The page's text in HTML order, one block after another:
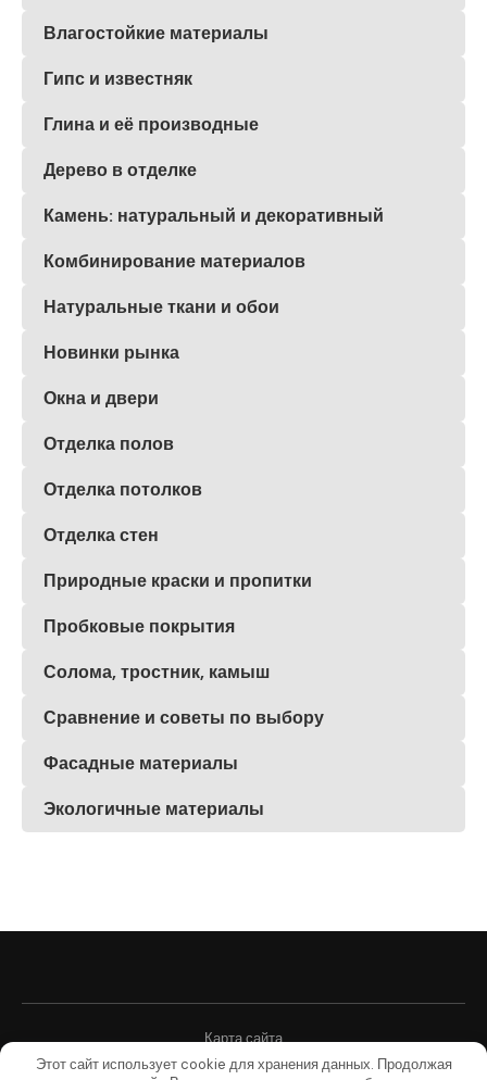
Влагостойкие материалы
Гипс и известняк
Глина и её производные
Дерево в отделке
Камень: натуральный и декоративный
Комбинирование материалов
Натуральные ткани и обои
Новинки рынка
Окна и двери
Отделка полов
Отделка потолков
Отделка стен
Природные краски и пропитки
Пробковые покрытия
Солома, тростник, камыш
Сравнение и советы по выбору
Фасадные материалы
Экологичные материалы
Карта сайта
@2025 - Все права защищены
Этот сайт использует cookie для хранения данных. Продолжая